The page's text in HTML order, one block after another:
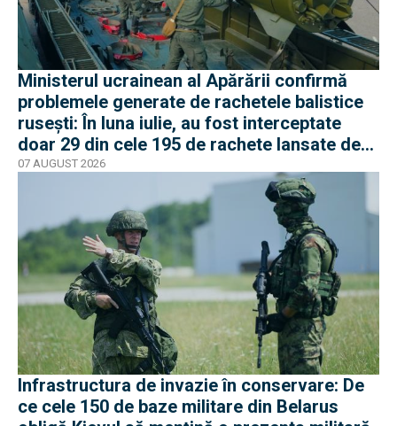
Ministerul ucrainean al Apărării confirmă
problemele generate de rachetele balistice
rusești: În luna iulie, au fost interceptate
doar 29 din cele 195 de rachete lansate de
armata rusă
07 AUGUST 2026
Infrastructura de invazie în conservare: De
ce cele 150 de baze militare din Belarus